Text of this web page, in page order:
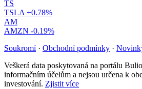
TS
TSLA +0.78%
AM
AMZN -0.19%
Soukromí · Obchodní podmínky ·
Veškerá data poskytovaná na portálu
informačním účelům a nejsou určena k
investování. Zjistit více